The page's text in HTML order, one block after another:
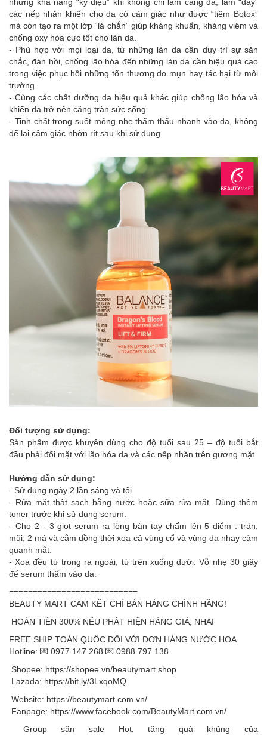
các nếp nhăn khiến cho da có cảm giác như được “tiêm Botox”
mà còn tạo ra một lớp “lá chắn” giúp kháng khuẩn, kháng viêm và
chống oxy hóa cực tốt cho làn da.
- Phù hợp với mọi loại da, từ những làn da cần duy trì sự săn
chắc, đàn hồi, chống lão hóa đến những làn da cần hiệu quả cao
trong việc phục hồi những tổn thương do mụn hay tác hại từ môi
trường.
- Cùng các chất dưỡng da hiệu quả khác giúp chống lão hóa và
khiến da trở nên căng tràn sức sống.
- Tinh chất trong suốt mỏng nhẹ thẩm thấu nhanh vào da, không
để lại cảm giác nhờn rít sau khi sử dụng.
Đối tượng sử dụng:
Sản phẩm được khuyên dùng cho độ tuổi sau 25 – độ tuổi bắt
đầu phải đối mặt với lão hóa da và các nếp nhăn trên gương mặt.
Hướng dẫn sử dụng:
- Sử dụng ngày 2 lần sáng và tối.
- Rửa mặt thật sạch bằng nước hoặc sữa rửa mặt. Dùng thêm
toner trước khi sử dụng serum.
- Cho 2 - 3 giọt serum ra lòng bàn tay chấm lên 5 điểm : trán,
mũi, 2 má và cằm đồng thời xoa cả vùng cổ và vùng da nhạy cảm
quanh mắt.
- Xoa đều từ trong ra ngoài, từ trên xuống dưới. Vỗ nhẹ 30 giây
để serum thấm vào da.
===========================
BEAUTY MART CAM KẾT CHỈ BÁN HÀNG CHÍNH HÃNG!
HOÀN TIỀN 300% NẾU PHÁT HIỆN HÀNG GIẢ, NHÁI
FREE SHIP TOÀN QUỐC ĐỐI VỚI ĐƠN HÀNG NƯỚC HOA
Hotline: 💌 0977.147.268 💌 0988.797.138
Shopee: https://shopee.vn/beautymart.shop
Lazada: https://bit.ly/3LxqoMQ
Website: https://beautymart.com.vn/
Fanpage: https://www.facebook.com/BeautyMart.com.vn/
Group săn sale Hot, tặng quà khủng của